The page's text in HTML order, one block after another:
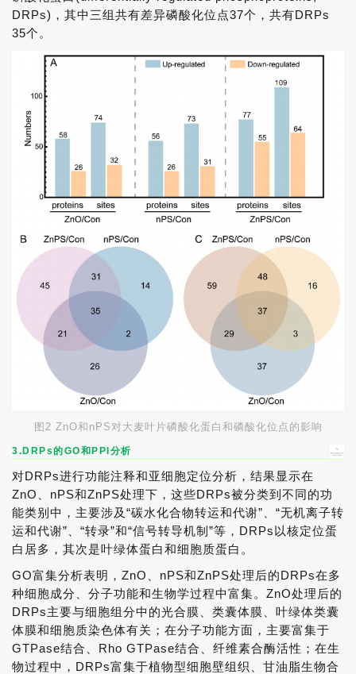
DRPs)，其中三组共有差异磷酸化位点37个，共有DRPs
35个。
图2 ZnO和nPS对大麦叶片磷酸化蛋白和磷酸化位点的影响
3.DRPs的GO和PPI分析
对DRPs进行功能注释和亚细胞定位分析，结果显示在
ZnO、nPS和ZnPS处理下，这些DRPs被分类到不同的功
能类别中，主要涉及“碳水化合物转运和代谢”、“无机离子转
运和代谢”、“转录”和“信号转导机制”等，DRPs以核定位蛋
白居多，其次是叶绿体蛋白和细胞质蛋白。
GO富集分析表明，ZnO、nPS和ZnPS处理后的DRPs在多
种细胞成分、分子功能和生物学过程中富集。ZnO处理后的
DRPs主要与细胞组分中的光合膜、类囊体膜、叶绿体类囊
体膜和细胞质染色体有关；在分子功能方面，主要富集于
GTPase结合、Rho GTPase结合、纤维素合酶活性；在生
物过程中，DRPs富集于植物型细胞壁组织、甘油脂生物合